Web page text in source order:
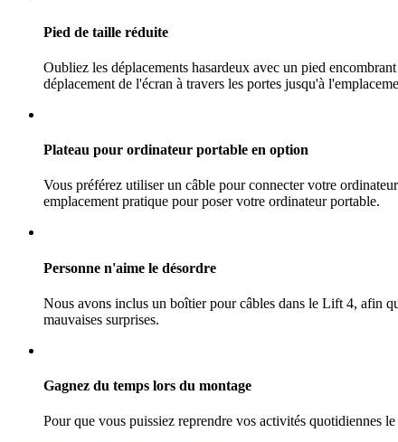
Pied de taille réduite
Oubliez les déplacements hasardeux avec un pied
déplacement de l'écran à travers les portes jusqu'à
Plateau pour ordinateur portable en option
Vous préférez utiliser un câble pour connecter votre
emplacement pratique pour poser votre ordinateur portable.
Personne n'aime le désordre
Nous avons inclus un boîtier pour câbles dans le Lift 4, afin
mauvaises surprises.
Gagnez du temps lors du montage
Pour que vous puissiez reprendre vos activités quotidiennes